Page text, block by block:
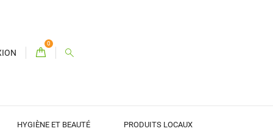
0
HYGIÈNE ET BEAUTÉ PRODUITS LOCAUX